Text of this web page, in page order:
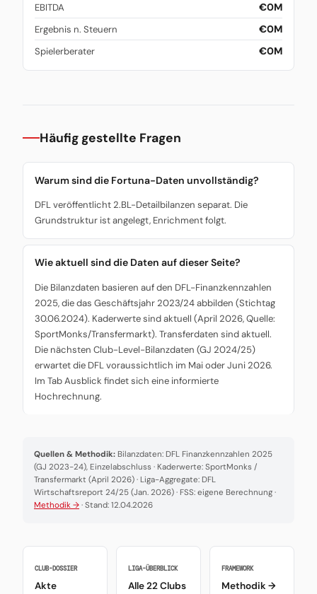
EBITDA €0M
Ergebnis n. Steuern €0M
Spielerberater €0M
Häufig gestellte Fragen
Warum sind die Fortuna-Daten unvollständig?
DFL veröffentlicht 2.BL-Detailbilanzen separat. Die
Grundstruktur ist angelegt, Enrichment folgt.
Wie aktuell sind die Daten auf dieser Seite?
Die Bilanzdaten basieren auf den DFL-Finanzkennzahlen
2025, die das Geschäftsjahr 2023/24 abbilden (Stichtag
30.06.2024). Kaderwerte sind aktuell (April 2026, Quelle:
SportMonks/Transfermarkt). Transferdaten sind aktuell.
Die nächsten Club-Level-Bilanzdaten (GJ 2024/25)
erwartet die DFL voraussichtlich im Mai oder Juni 2026.
Im Tab Ausblick findet sich eine informierte
Hochrechnung.
Quellen & Methodik: Bilanzdaten: DFL Finanzkennzahlen 2025
(GJ 2023-24), Einzelabschluss · Kaderwerte: SportMonks /
Transfermarkt (April 2026) · Liga-Aggregate: DFL
Wirtschaftsreport 24/25 (Jan. 2026) · FSS: eigene Berechnung ·
Methodik → · Stand: 12.04.2026
CLUB-DOSSIER
Akte
LIGA-ÜBERBLICK
Alle 22 Clubs
FRAMEWORK
Methodik →